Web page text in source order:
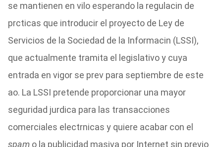
se mantienen en vilo esperando la regulacin de
prcticas que introducir el proyecto de Ley de
Servicios de la Sociedad de la Informacin (LSSI),
que actualmente tramita el legislativo y cuya
entrada en vigor se prev para septiembre de este
ao. La LSSI pretende proporcionar una mayor
seguridad jurdica para las transacciones
comerciales electrnicas y quiere acabar con el
spamo la publicidad masiva por Internet sin previo